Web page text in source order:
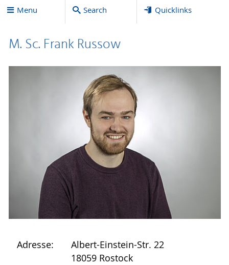
Menu Search Quicklinks
M. Sc. Frank Russow
Adresse:
Albert-Einstein-Str. 22
18059 Rostock